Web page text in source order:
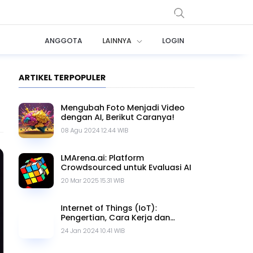
ANGGOTA LAINNYA LOGIN
ARTIKEL TERPOPULER
Mengubah Foto Menjadi Video